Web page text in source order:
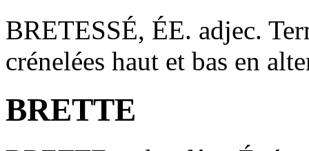
BRETESSÉ, ÉE. adjec.
crénelées haut et bas en
BRETTE